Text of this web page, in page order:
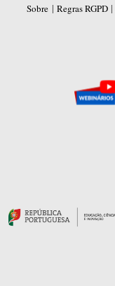
Sobre | Regras RGPD|